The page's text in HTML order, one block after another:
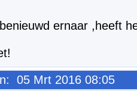
ernaar ,heeft
05 Mrt 2016 08:05